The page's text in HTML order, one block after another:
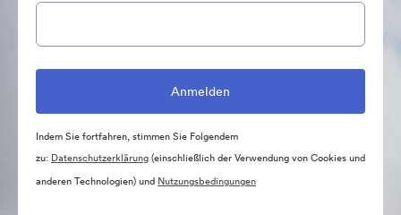
Indem Sie fortfahren, stimmen Sie Folgendem
zu: Datenschutzerklärung(einschließlich der Verwendung von Cookies und
anderen Technologien) und Nutzungsbedingungen